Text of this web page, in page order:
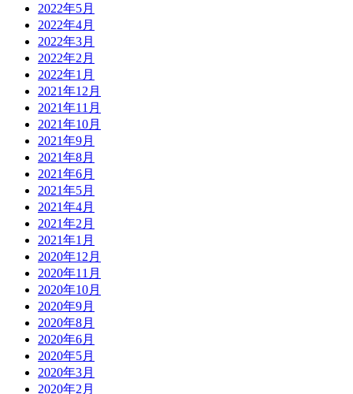
2022年5月
2022年4月
2022年3月
2022年2月
2022年1月
2021年12月
2021年11月
2021年10月
2021年9月
2021年8月
2021年6月
2021年5月
2021年4月
2021年2月
2021年1月
2020年12月
2020年11月
2020年10月
2020年9月
2020年8月
2020年6月
2020年5月
2020年3月
2020年2月